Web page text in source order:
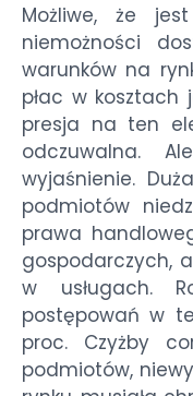
Możliwe, że
niemożności
warunków na
płac w kosztach
presja na ten
odczuwalna.
wyjaśnienie.
podmiotów
prawa
gospodarczych,
w usługach.
postępowań w
proc. Czyżby
podmiotów,